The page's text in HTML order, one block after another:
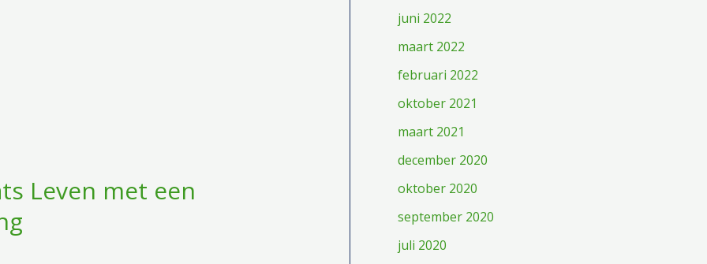
Leven met een
juni 2022
maart 2022
februari 2022
oktober 2021
maart 2021
december 2020
oktober 2020
september 2020
juli 2020